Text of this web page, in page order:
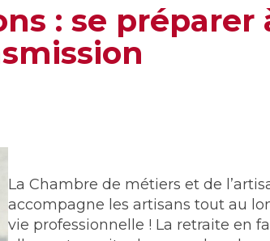
: se préparer
La Chambre de métiers et de
accompagne les artisans tout au
vie professionnelle ! La retraite en